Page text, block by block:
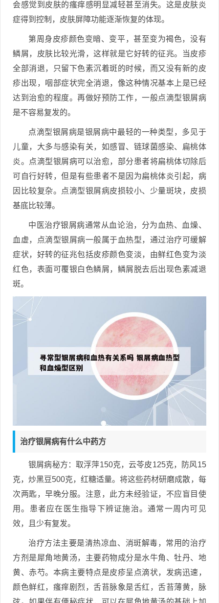
会感觉到皮肤的瘙痒感明显减轻甚至消失。这是皮肤炎
症得到控制，皮肤屏障功能逐渐恢复的体现。
第周身皮疹颜色变暗、变平，甚至变为褐色，没有
鳞屑，皮肤比较光滑，这样就是它好转的征兆。当皮疹
全部消退，只留下色素沉着斑的时候，而又没有新的皮
疹出现，咽部症状完全消退，像这种情况基本上是已经
达到治愈的程度。再做好预防工作，一般点滴型银屑病
是不容易复发的。
点滴型银屑病是银屑病中最轻的一种类型，多见于
儿童，大多与感染有关，如感冒、链球菌感染、扁桃体
炎。点滴型银屑病可以治愈，部分患者将扁桃体切除后
可自行好转，但是有些患者不是因为扁桃体炎引起，病
因比较复杂。点滴型银屑病皮损较小、少量斑块，皮损
基底比较薄。
中医治疗银屑病通常从血论治，分为血热、血燥、
血虚，点滴型银屑病一般属于血热型，通过治疗可缓解
症状，好转的征兆包括皮疹颜色变淡，由鲜红色变为淡
红色，表面可覆银白色鳞屑，鳞屑脱去后出现色素减退
斑。
治疗银屑病有什么中药方
银屑病秘方：取浮萍150克，云苓皮125克，防风15
克，炒黑豆500克，红糖适量。将这些药材研磨成散，每
次两匙，早晚分服。注意，此方未经验证，不应盲目使
用。患者应在医生指导下辨证施治。通常一周内可见
效，且少有复发。
治疗方法主要是清热凉血、消斑解毒，常用的治疗
方剂是犀角地黄汤，主要药物成分是水牛角、牡丹、地
黄、赤芍。本病主要特点是皮疹呈点滴状，发病迅速，
颜色鲜红，瘙痒剧烈，舌苔脉象是舌红，舌苔薄黄，脉